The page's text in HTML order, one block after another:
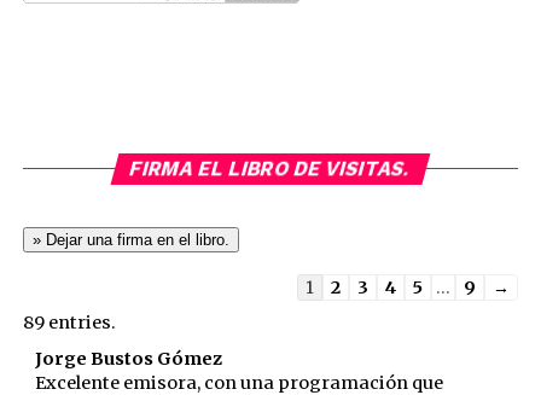
FIRMA EL LIBRO DE VISITAS.
Guestbook
1 2 3 4 5 ... 9
→
89 entries.
Jorge Bustos Gómez
Excelente emisora, con una programación que